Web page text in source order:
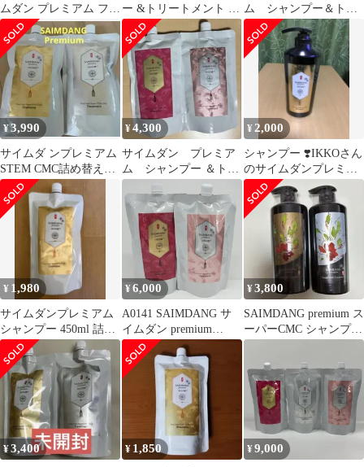
ムダン プレミアム ファ
ーストクラス スーパー
STEM CMC シャンプー
500mL／4K アクトレス
プロテクト リッチ ファ
ンデーション レフィル
13g SPF50+ PA++++ 計
2点セット
ー &トリートメント セ
ット 450ml
ム シャンプー＆トリ
ートメント 450ml つ
めかえ用
¥3,990
サイムダ ンプレミアム
STEM CMC詰め替え用
シャンプー＆トリート
メントセット
¥4,300
サイムダン プレミア
ム シャンプー ＆トリ
ートメント 詰替セット
¥ 2,000
シャンプー ❣️IKKOさん
のサイムダンプレミア
ム 500ml❣️新品
¥ 1,980
サイムダンプレミアム
シャンプー 450ml 詰め
替え用
¥6,000
A0141 SAIMDANG サ
イムダン premium
HASUOαTM First Class
Super STEM CMC シャ
ンプー つめかえ用
450ml／トリートメント
つめかえ用 450ml 計2
点セット
¥3,800
SAIMDANG premium ス
ーパーCMC シャンプー
＆トリートメント
¥3,400 ¥ 1,850 ¥9,000